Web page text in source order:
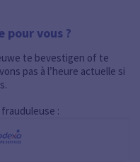
pour vous ?
te bevestigen of te
pas à l’heure actuelle si
: